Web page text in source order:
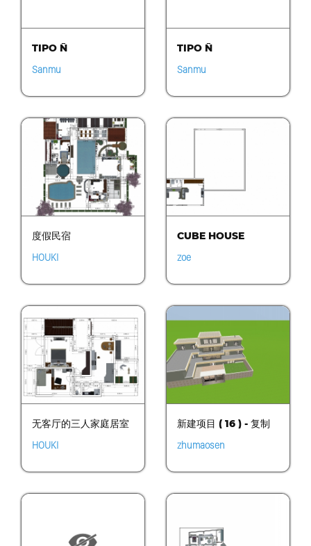
TIPO Ñ
Sanmu
TIPO Ñ
Sanmu
度假民宿
HOUKI
CUBE HOUSE
zoe
无客厅的三人家庭居室
HOUKI
新建项目 ( 16 ) - 复制
zhumaosen